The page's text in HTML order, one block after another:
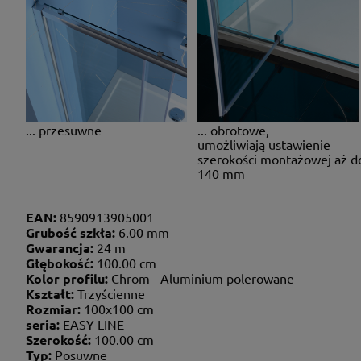
... przesuwne
... obrotowe,
umożliwiają ustawienie
szerokości montażowej aż
140 mm
EAN: 8590913905001
Grubość szkła: 6.00 mm
Gwarancja: 24 m
Głębokość: 100.00 cm
Kolor profilu: Chrom - Aluminium polerowane
Kształt: Trzyścienne
Rozmiar: 100x100 cm
seria: EASY LINE
Szerokość: 100.00 cm
Typ: Posuwne